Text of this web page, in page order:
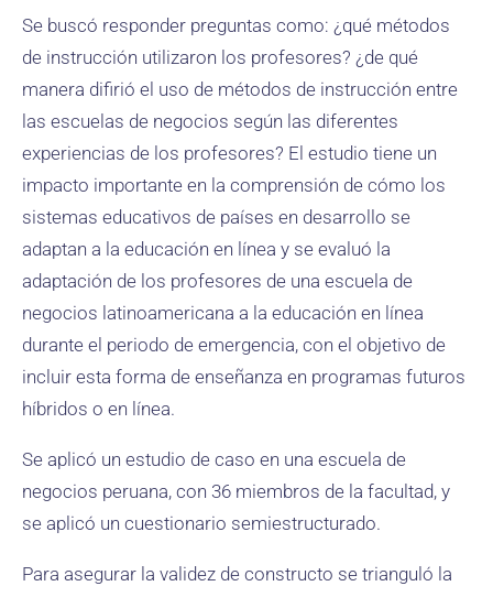
Se buscó responder preguntas como: ¿qué métodos
de instrucción utilizaron los profesores? ¿de qué
manera difirió el uso de métodos de instrucción entre
las escuelas de negocios según las diferentes
experiencias de los profesores? El estudio tiene un
impacto importante en la comprensión de cómo los
sistemas educativos de países en desarrollo se
adaptan a la educación en línea y se evaluó la
adaptación de los profesores de una escuela de
negocios latinoamericana a la educación en línea
durante el periodo de emergencia, con el objetivo de
incluir esta forma de enseñanza en programas futuros
híbridos o en línea.
Se aplicó un estudio de caso en una escuela de
negocios peruana, con 36 miembros de la facultad, y
se aplicó un cuestionario semiestructurado.
Para asegurar la validez de constructo se trianguló la